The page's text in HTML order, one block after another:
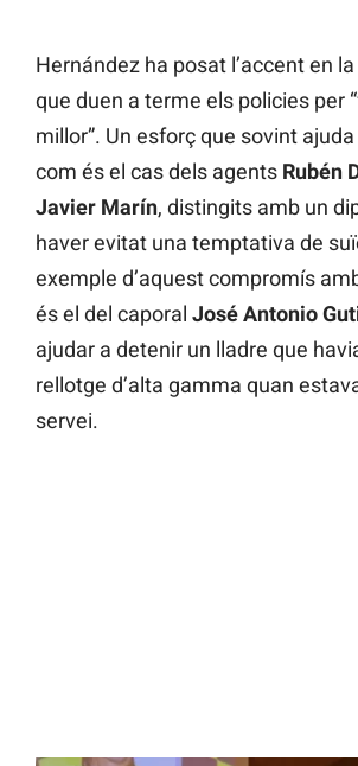
Hernández ha posat l’accent en
que duen a terme els policies per
millor”. Un esforç que sovint
com és el cas dels agents Rubén
Javier Marín, distingits amb un
haver evitat una temptativa de
exemple d’aquest compromís
és el del caporal José Antonio
ajudar a detenir un lladre que
rellotge d’alta gamma quan
servei.